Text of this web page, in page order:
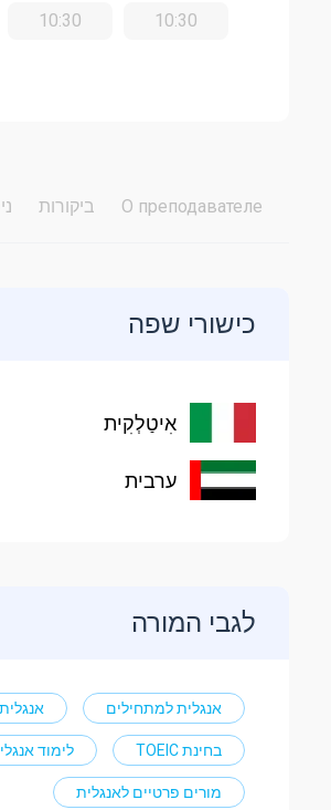
10:30
10:30
О преподавателе ביקורות
כישורי שפה
אִיטַלְקִית
ערבית
לגבי המורה
אנגלית למתחילים
בחינת TOEIC לימוד
מורים פרטיים לאנגלית